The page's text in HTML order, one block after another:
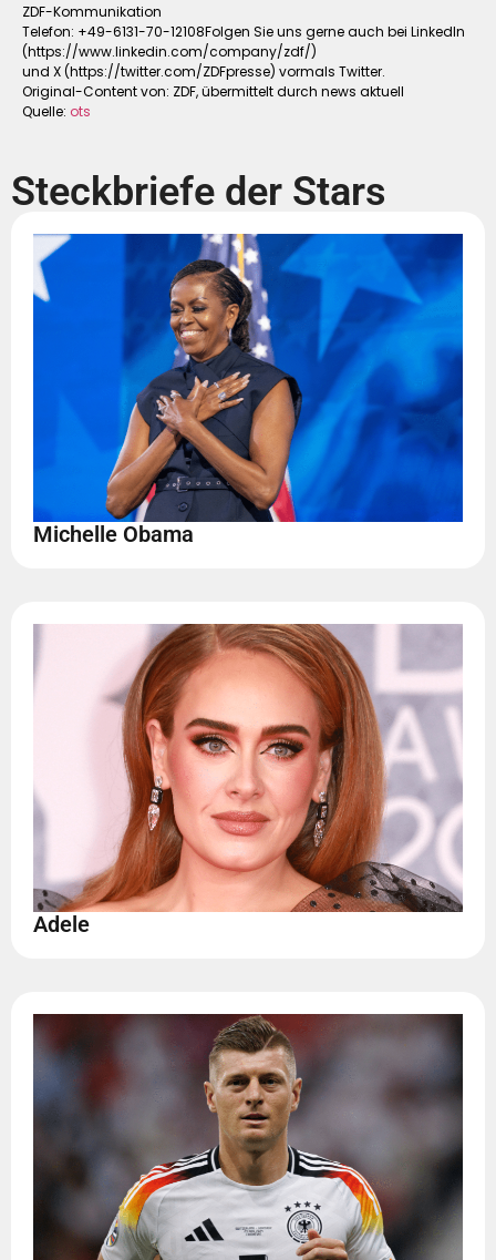
ZDF-Kommunikation
Telefon: +49-6131-70-12108Folgen Sie uns gerne auch bei LinkedIn
(https://www.linkedin.com/company/zdf/)
und X (https://twitter.com/ZDFpresse) vormals Twitter.
Original-Content von: ZDF, übermittelt durch news aktuell
Quelle: ots
Steckbriefe der Stars
Michelle Obama
Adele